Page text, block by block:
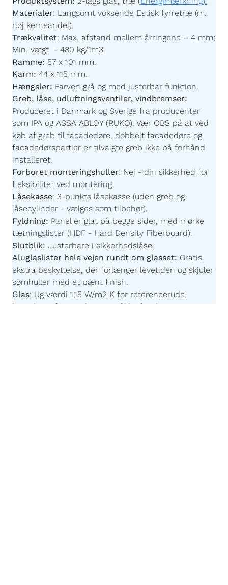
Materialer: Langsomt voksende Estisk fyrretræ (m.
høj kerneandel).
Trækvalitet: Max. afstand mellem årringene – 4 mm;
Min. vægt - 480 kg/1m3.
Ramme: 57 x 101 mm.
Karm: 44 x 115 mm.
Hængsler: Farven grå og med justerbar funktion.
Greb, låse, udluftningsventiler, vindbremser:
Produceret i Danmark og Sverige fra producenter
som IPA og ASSA ABLOY (RUKO). Vær OBS på at ved
køb af greb til facadedøre, dobbelt facadedøre og
facadedørspartier er tilvalgte greb ikke på forhånd
installeret.
Forboret monteringshuller: Nej - din sikkerhed for
fleksibilitet ved montering.
Låsekasse: 3-punkts låsekasse (uden greb og
låsecylinder - vælges som tilbehør).
Fyldning: Panel er glat på begge sider, med mørke
tætningslister (HDF - Hard Density Fiberboard).
Slutblik: Justerbare i sikkerhedslåse.
Aluglaslister hele vejen rundt om glasset: Gratis
ekstra beskyttelse, der forlænger levetiden og skjuler
sømhuller med et pænt finish.
Glas: Ug værdi 1,15 W/m2 K for referencerude,
kontakt os for værdier specifikke for din